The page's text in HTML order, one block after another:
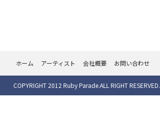
ホーム アーティスト 会社概要 お問い合わせ
COPYRIGHT 2012 Ruby Parade.ALL RIGHT RESERVED.